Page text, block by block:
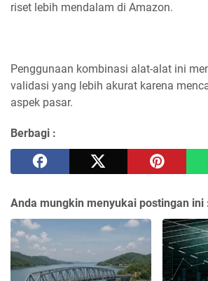
riset lebih mendalam di Amazon.
Penggunaan kombinasi alat-alat ini
validasi yang lebih akurat karena
aspek pasar.
Berbagi :
Anda mungkin menyukai postingan ini